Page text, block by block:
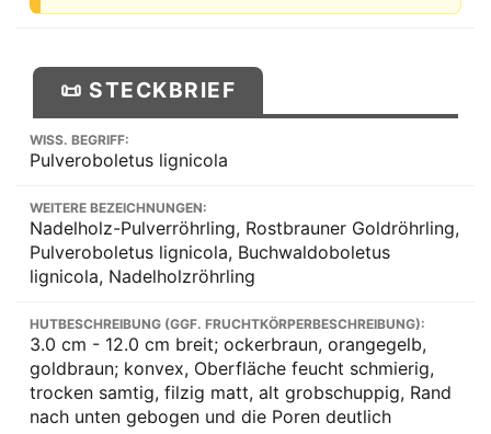
📜 STECKBRIEF
WISS. BEGRIFF:
Pulveroboletus lignicola
WEITERE BEZEICHNUNGEN:
Nadelholz-Pulverröhrling, Rostbrauner Goldröhrling,
Pulveroboletus lignicola, Buchwaldoboletus
lignicola, Nadelholzröhrling
HUTBESCHREIBUNG (GGF. FRUCHTKÖRPERBESCHREIBUNG):
3.0 cm - 12.0 cm breit; ockerbraun, orangegelb,
goldbraun; konvex, Oberfläche feucht schmierig,
trocken samtig, filzig matt, alt grobschuppig, Rand
nach unten gebogen und die Poren deutlich